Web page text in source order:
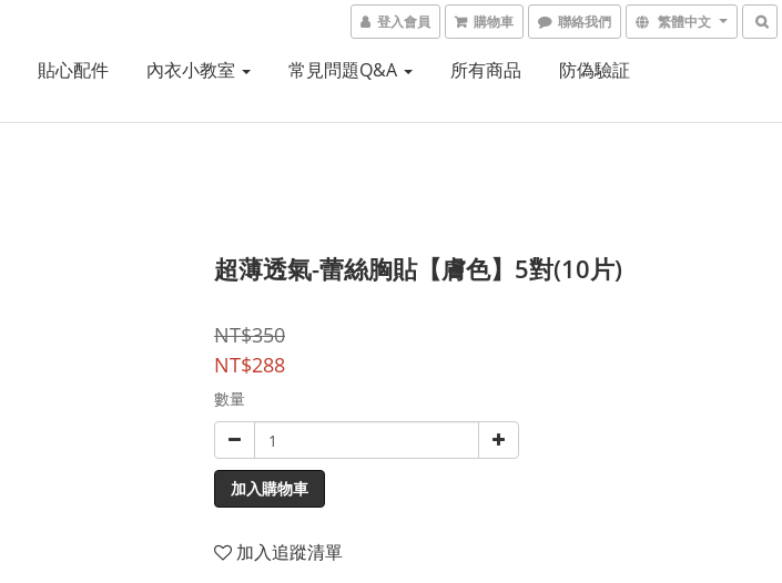
登入會員 購物車 聯絡我們 繁體中文
貼心配件 內衣小教室 常見問題Q&A 所有商品 防偽驗証
超薄透氣-蕾絲胸貼【膚色】5對(10片)
NT$350
NT$288
數量
加入購物車
加入追蹤清單